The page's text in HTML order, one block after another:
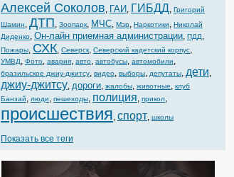
Алексей Соколов, ГАИ, ГИБДД, Григорий
Шамин, ДТП, Зоопарк, МЧС, Мэр, Наркотики, Николай
Диденко, Он-лайн приемная администрации, ПДД,
Пожары, СХК, Северск, Северский кадетский корпус,
УМВД, Фото, авария, авто, автобусы, автомобили,
бразильское джиу-джитсу, видео, выборы, депутаты, дети,
джиу-джитсу, дороги, жалобы, животные, клуб
Банзай, люди, пешеходы, полиция, прикол,
происшествия, спорт, школы
Показать все теги